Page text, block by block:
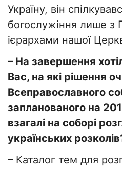
Україну, він
богослужіння лише з
ієрархами нашої
– На завершення
Вас, на які рішення
Всеправославного
запланованого на
взагалі на соборі
українських
– Каталог тем для